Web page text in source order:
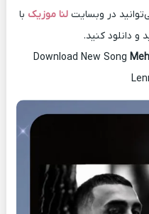
در وبسایت لنا موزیک با
دانلود کنید.
Download New Song